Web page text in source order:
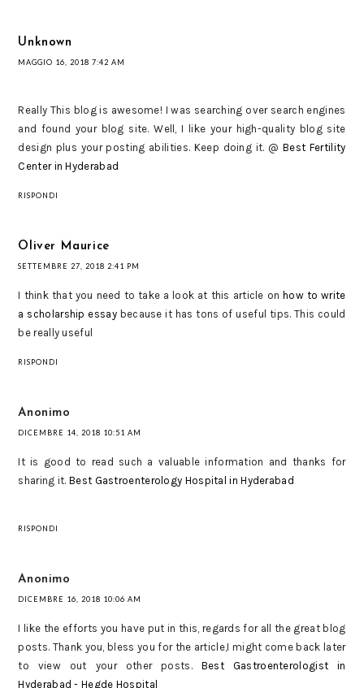
Unknown
MAGGIO 16, 2018 7:42 AM
Really This blog is awesome! I was searching over search engines
and found your blog site. Well, I like your high-quality blog site
design plus your posting abilities. Keep doing it. @Best Fertility
Center in Hyderabad
RISPONDI
Oliver Maurice
SETTEMBRE 27, 2018 2:41 PM
I think that you need to take a look at this article on how to write
a scholarship essaybecause it has tons of useful tips. This could
be really useful
RISPONDI
Anonimo
DICEMBRE 14, 2018 10:51 AM
It is good to read such a valuable information and thanks for
sharing it.Best Gastroenterology Hospital in Hyderabad
RISPONDI
Anonimo
DICEMBRE 16, 2018 10:06 AM
I like the efforts you have put in this, regards for all the great blog
posts. Thank you, bless you for the article,I might come back later
to view out your other posts. Best Gastroenterologist in
Hyderabad - Hegde Hospital